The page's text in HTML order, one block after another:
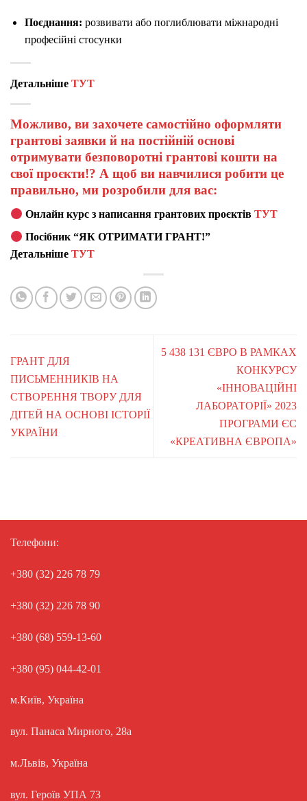
Поєднання: розвивати або поглиблювати міжнародні
професійні стосунки
Детальніше ТУТ
Можливо, ви захочете самостійно оформляти
грантові заявки й на постійній основі
отримувати безповоротні грантові кошти на
свої проєкти!? А щоб ви навчилися робити це
правильно, ми розробили для вас:
Онлайн курс з написання грантових проєктівТУТ
Посібник “ЯК ОТРИМАТИ ГРАНТ!”
Детальніше ТУТ
ГРАНТ ДЛЯ
ПИСЬМЕННИКІВ НА
СТВОРЕННЯ ТВОРУ ДЛЯ
ДІТЕЙ НА ОСНОВІ ІСТОРІЇ
УКРАЇНИ
5 438 131 ЄВРО В РАМКАХ
КОНКУРСУ
«ІННОВАЦІЙНІ
ЛАБОРАТОРІЇ» 2023
ПРОГРАМИ ЄС
«КРЕАТИВНА ЄВРОПА»
Телефони:
+380 (32) 226 78 79
+380 (32) 226 78 90
+380 (68) 559-13-60
+380 (95) 044-42-01
м.Київ, Україна
вул. Панаса Мирного, 28а
м.Львів, Україна
вул. Героїв УПА 73